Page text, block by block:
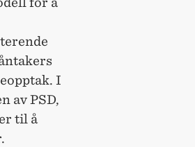
I
av PSD,
til å